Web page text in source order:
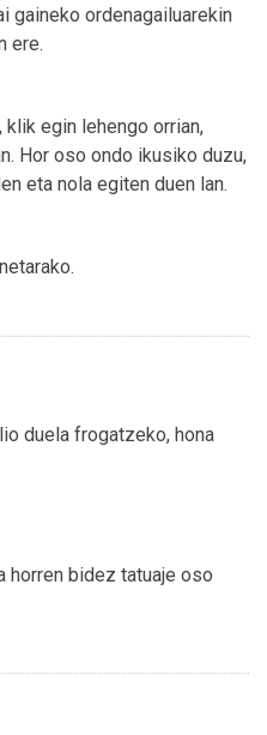
gaineko ordenagailuarekin
ere.
klik egin lehengo orrian,
Hor oso ondo ikusiko duzu,
eta nola egiten duen lan.
duela frogatzeko, hona
horren bidez tatuaje oso